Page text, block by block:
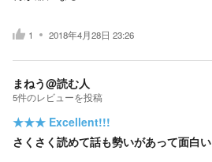
1 2018年4月28日 23:26
まねう@読む人
5件のレビューを投稿
★★★ Excellent!!!
さくさく読めて話も勢いがあって面白い